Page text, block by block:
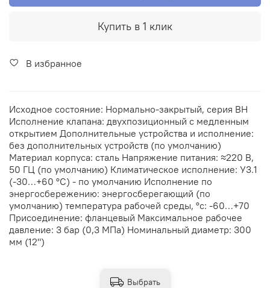
Купить в 1 клик
В избранное
Исходное состояние: Нормально-закрытый, серия ВН
Исполнение клапана: двухпозиционный с медленным
открытием Дополнительные устройства и исполнение:
без дополнительных устройств (по умолчанию)
Материал корпуса: сталь Напряжение питания: ≈220 В,
50 ГЦ (по умолчанию) Климатическое исполнение: У3.1
(-30…+60 °С) - по умолчанию Исполнение по
энергосбережению: энергосберегающий (по
умолчанию) температура рабочей среды, °с: -60…+70
Присоединение: фланцевый Максимальное рабочее
давление: 3 бар (0,3 МПа) Номинальный диаметр: 300
мм (12")
Выбрать